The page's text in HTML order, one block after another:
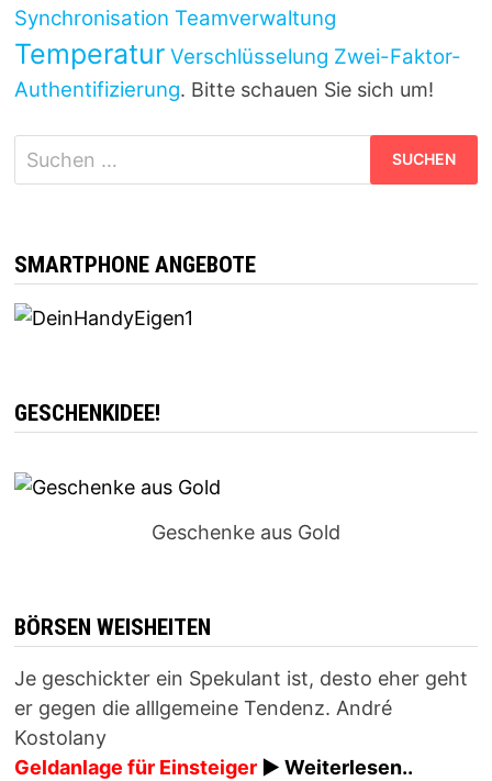
Synchronisation Teamverwaltung
Temperatur Verschlüsselung Zwei-Faktor-
Authentifizierung. Bitte schauen Sie sich um!
Suchen
nach:
SMARTPHONE ANGEBOTE
GESCHENKIDEE!
Geschenke aus Gold
BÖRSEN WEISHEITEN
Je geschickter ein Spekulant ist, desto eher geht
er gegen die alllgemeine Tendenz. André
Kostolany
Geldanlage für Einsteiger ► Weiterlesen..